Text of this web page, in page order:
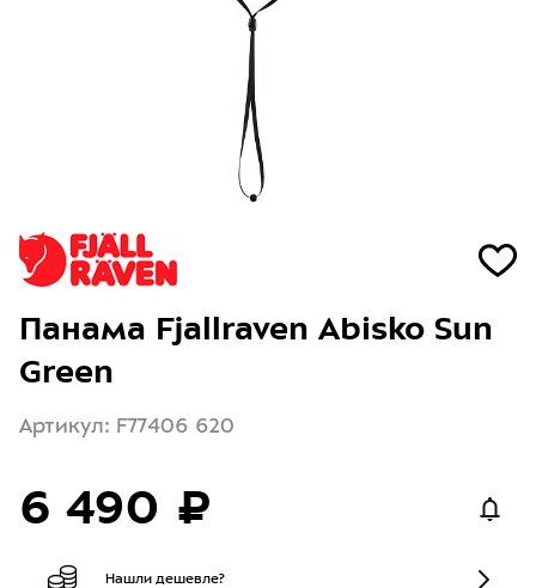
Панама Fjallraven Abisko Sun
Green
Артикул: F77406 620
6 490 ₽
Нашли дешевле?